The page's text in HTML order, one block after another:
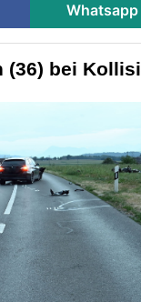
Whatsapp
(36) bei